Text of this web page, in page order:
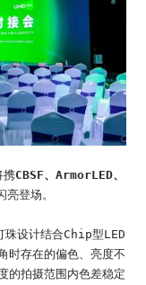
携CBSF、ArmorLED、
登场。
珠设计结合Chip型LED
时存在的偏色、亮度不
的拍摄范围内色差稳定